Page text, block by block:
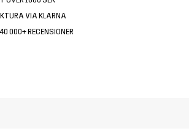
VIA KLARNA
000+ RECENSIONER